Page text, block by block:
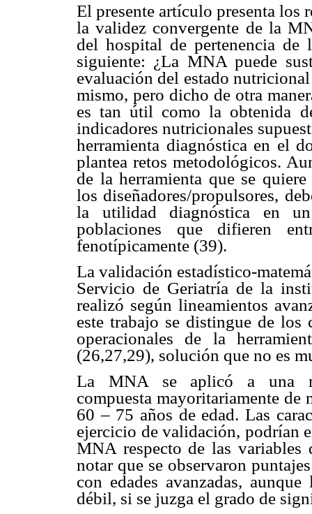
El presente artículo presenta los
la validez convergente de la
del hospital de pertenencia de
siguiente: ¿La MNA puede
evaluación del estado
mismo, pero dicho de otra
es tan útil como la obtenida
indicadores nutricionales
herramienta diagnóstica en el
plantea retos metodológicos.
de la herramienta que se
los diseñadores/propulsores,
la utilidad diagnóstica en
poblaciones que difieren
fenotípicamente (39).
La validación estadístico-
Servicio de Geriatría de la
realizó según lineamientos
este trabajo se distingue de los
operacionales de la
(26,27,29), solución que no es
La MNA se aplicó a una
compuesta mayoritariamente de
60 – 75 años de edad. Las
ejercicio de validación, podrían
MNA respecto de las variables
notar que se observaron
con edades avanzadas,
débil, si se juzga el grado de